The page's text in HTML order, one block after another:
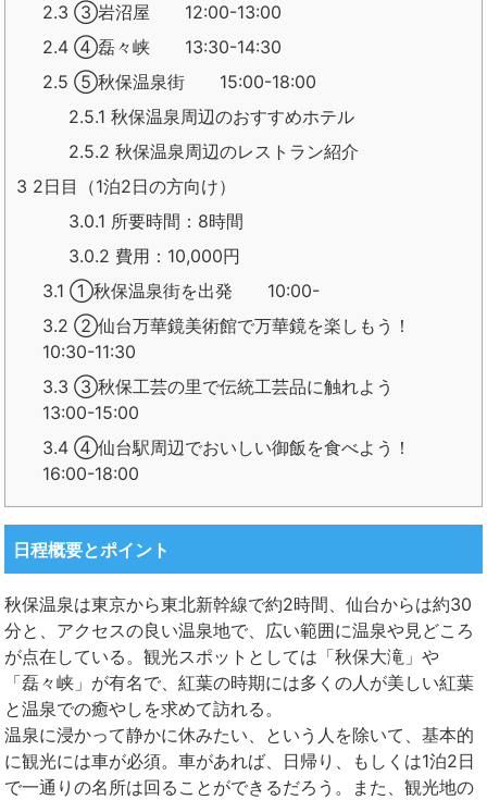
2.3 ③岩沼屋 12:00-13:00
2.4 ④磊々峡 13:30-14:30
2.5 ⑤秋保温泉街 15:00-18:00
2.5.1 秋保温泉周辺のおすすめホテル
2.5.2 秋保温泉周辺のレストラン紹介
3 2日目（1泊2日の方向け）
3.0.1 所要時間：8時間
3.0.2 費用：10,000円
3.1 ①秋保温泉街を出発 10:00-
3.2 ②仙台万華鏡美術館で万華鏡を楽しもう！
10:30-11:30
3.3 ③秋保工芸の里で伝統工芸品に触れよう
13:00-15:00
3.4 ④仙台駅周辺でおいしい御飯を食べよう！
16:00-18:00
日程概要とポイント
秋保温泉は東京から東北新幹線で約2時間、仙台からは約30
分と、アクセスの良い温泉地で、広い範囲に温泉や見どころ
が点在している。観光スポットとしては「秋保大滝」や
「磊々峡」が有名で、紅葉の時期には多くの人が美しい紅葉
と温泉での癒やしを求めて訪れる。
温泉に浸かって静かに休みたい、という人を除いて、基本的
に観光には車が必須。車があれば、日帰り、もしくは1泊2日
で一通りの名所は回ることができるだろう。また、観光地の